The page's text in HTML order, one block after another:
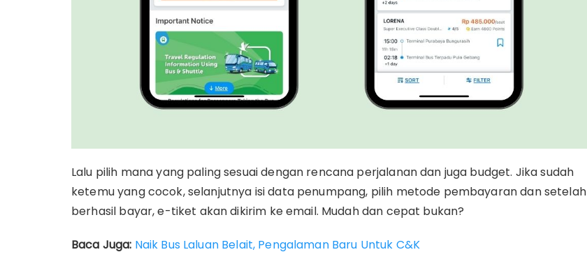
Lalu pilih mana yang paling sesuai dengan rencana perjalanan dan juga budget. Jika sudah
ketemu yang cocok, selanjutnya isi data penumpang, pilih metode pembayaran dan setelah
berhasil bayar, e-tiket akan dikirim ke email. Mudah dan cepat bukan?
Baca Juga: Naik Bus Laluan Belait, Pengalaman Baru Untuk C&K